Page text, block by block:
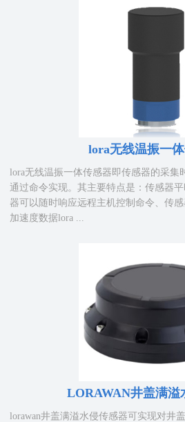
lora无线温振一
lora无线温振一体传感器即传感器的采集
通过命令实现。其主要特点是：传感器
器可以随时响应远程主机控制命令、传
加速度数据lora ...
LORAWAN井盖满溢
lorawan井盖满溢水侵传感器可实现对井